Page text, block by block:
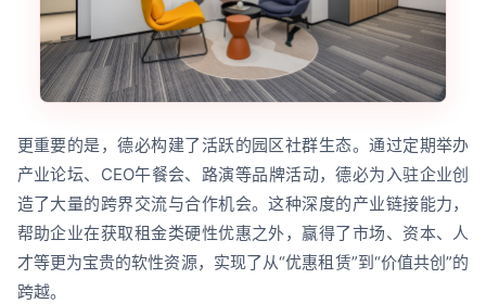
更重要的是，德必构建了活跃的园区社群生态。通过定期举办
产业论坛、CEO午餐会、路演等品牌活动，德必为入驻企业创
造了大量的跨界交流与合作机会。这种深度的产业链接能力，
帮助企业在获取租金类硬性优惠之外，赢得了市场、资本、人
才等更为宝贵的软性资源，实现了从“优惠租赁”到“价值共创”的
跨越。